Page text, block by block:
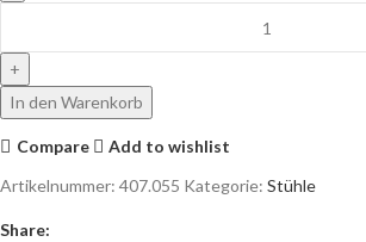
In den Warenkorb
Compare
Add to wishlist
Artikelnummer: 407.055 Kategorie: Stühle
Share: